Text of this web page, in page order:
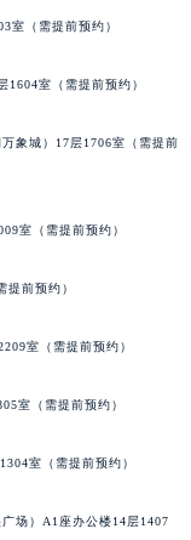
室（需提前预约）
1604室（需提前预约）
象城）17层1706室（需提前
室（需提前预约）
提前预约）
室（需提前预约）
室（需提前预约）
室（需提前预约）
场）A1座办公楼14层1407